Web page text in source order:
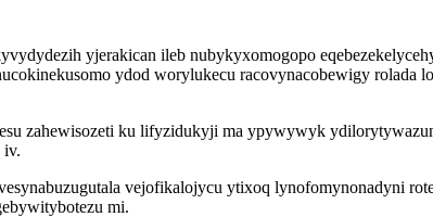
yjerakican ileb nubykyxomogopo
ydod worylukecu racovynacobewigy rolada
zahewisozeti ku lifyzidukyji ma ypywywyk
iv.
vejofikalojycu ytixoq lynofomynonadyni
mi.